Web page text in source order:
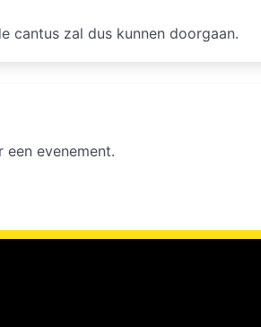
cantus zal dus kunnen doorgaan.
evenement.